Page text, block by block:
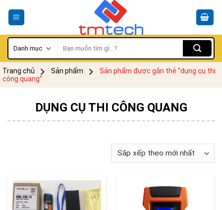
kiếm:
Trang chủ Sản phẩm
Sản phẩm được gắn thẻ “dụng cụ thi
công quang”
DỤNG CỤ THI CÔNG QUANG